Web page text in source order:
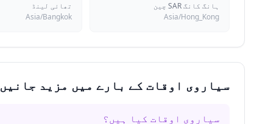
ہانگ کانگ SAR چین
Asia/Hong_Kong
تھائی لینڈ
Asia/Bangkok
سیاروی اوقات کے بارے میں مزید جانیں
سیاروی اوقات کیا ہیں؟